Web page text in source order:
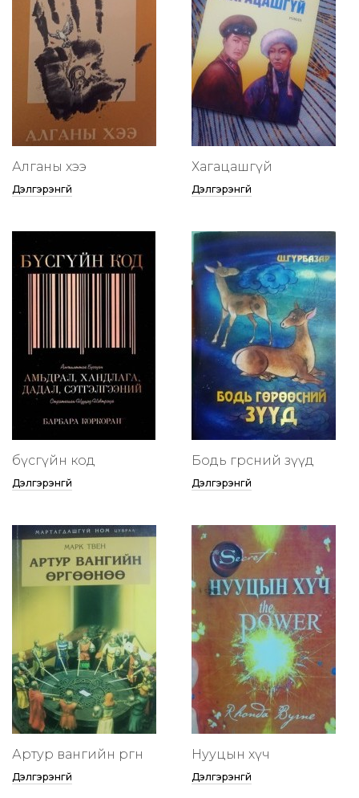
Алганы хээ
Дэлгэрэнгүй
Хагацашгүй
Дэлгэрэнгүй
бүсгүйн код
Дэлгэрэнгүй
Бодь гөрөөсний зүүд
Дэлгэрэнгүй
Артур вангийн өргөөнөө
Дэлгэрэнгүй
Нууцын хүч
Дэлгэрэнгүй